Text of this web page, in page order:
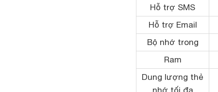
Hỗ trợ SMS
Hỗ trợ Email
Bộ nhớ trong
Ram
Dung lượng thẻ
nhớ tối đa